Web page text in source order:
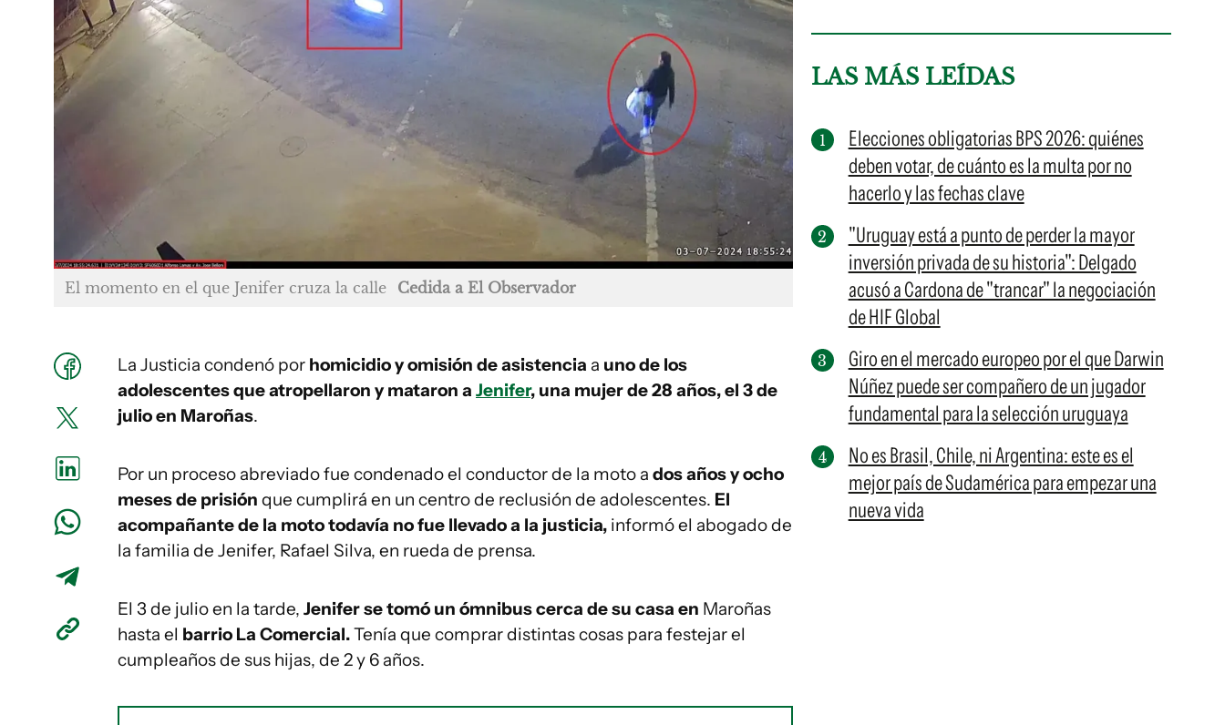
El momento en el que Jenifer cruza la calle Cedida a El Observador
La Justicia condenó por homicidio y omisión de asistencia a uno de los
adolescentes que atropellaron y mataron a Jenifer, una mujer de 28 años, el 3 de
julio en Maroñas.
Por un proceso abreviado fue condenado el conductor de la moto a dos años y ocho
meses de prisión que cumplirá en un centro de reclusión de adolescentes. El
acompañante de la moto todavía no fue llevado a la justicia, informó el abogado de
la familia de Jenifer, Rafael Silva, en rueda de prensa.
El 3 de julio en la tarde, Jenifer se tomó un ómnibus cerca de su casa en Maroñas
hasta el barrio La Comercial.Tenía que comprar distintas cosas para festejar el
cumpleaños de sus hijas, de 2 y 6 años.
LAS MÁS LEÍDAS
Elecciones obligatorias BPS 2026: quiénes
deben votar, de cuánto es la multa por no
hacerlo y las fechas clave
"Uruguay está a punto de perder la mayor
inversión privada de su historia": Delgado
acusó a Cardona de "trancar" la negociación
de HIF Global
Giro en el mercado europeo por el que Darwin
Núñez puede ser compañero de un jugador
fundamental para la selección uruguaya
No es Brasil, Chile, ni Argentina: este es el
mejor país de Sudamérica para empezar una
nueva vida